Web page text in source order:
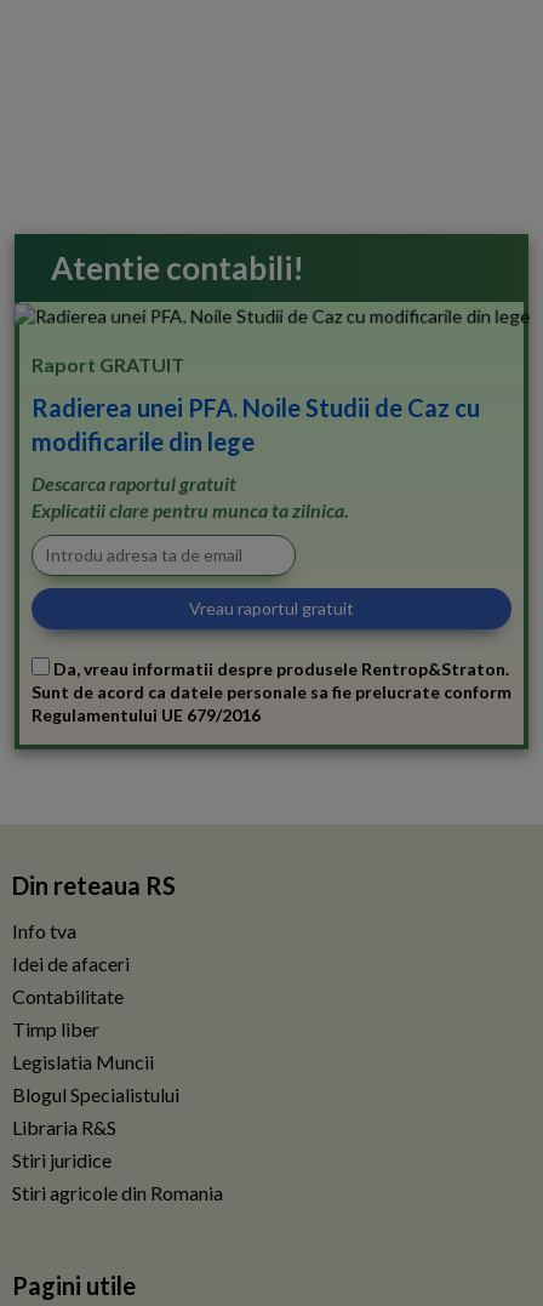
Atentie contabili!
Raport GRATUIT
Radierea unei PFA. Noile Studii de Caz cu
modificarile din lege
Descarca raportul gratuit
Explicatii clare pentru munca ta zilnica.
Da, vreau informatii despre produsele Rentrop&Straton.
Sunt de acord ca datele personale sa fie prelucrate conform
Regulamentului UE 679/2016
Din reteaua RS
Info tva
Idei de afaceri
Contabilitate
Timp liber
Legislatia Muncii
Blogul Specialistului
Libraria R&S
Stiri juridice
Stiri agricole din Romania
Pagini utile